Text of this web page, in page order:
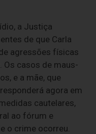
a Justiça
de que Carla
agressões físicas
Os casos de maus-
e a mãe, que
agora em
cautelares,
ao fórum e
o crime ocorreu.